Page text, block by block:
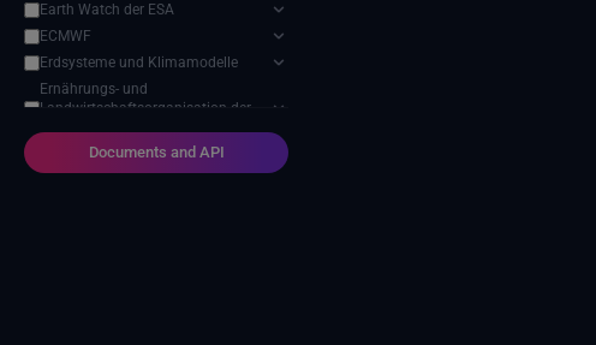
Earth Watch der ESA
ECMWF
Erdsysteme und Klimamodelle
Ernährungs- und
Landwirtschaftsorganisation der
Eurostat-Veröffentlichungen
Documents and API